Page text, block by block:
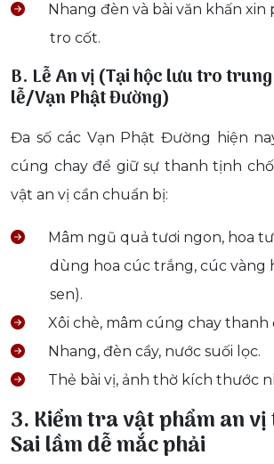
Nhang đèn và bài văn khấn xin
tro cốt.
B. Lễ An vị (Tại hộc lưu tro
lễ/Vạn Phật Đường)
Đa số các Vạn Phật Đường hiện
cúng chay để giữ sự thanh tịnh
vật an vị cần chuẩn bị:
Mâm ngũ quả tươi ngon, hoa
dùng hoa cúc trắng, cúc vàng
sen).
Xôi chè, mâm cúng chay thanh
Nhang, đèn cầy, nước suối lọc.
Thẻ bài vị, ảnh thờ kích thước
3. Kiểm tra vật phẩm an vị
Sai lầm dễ mắc phải